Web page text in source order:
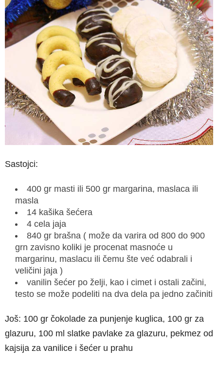
Sastojci:
400 gr masti ili 500 gr margarina, maslaca ili
masla
14 kašika šećera
4 cela jaja
840 gr brašna ( može da varira od 800 do 900
grn zavisno koliki je procenat masnoće u
margarinu, maslacu ili čemu šte već odabrali i
veličini jaja )
vanilin šećer po želji, kao i cimet i ostali začini,
testo se može podeliti na dva dela pa jedno začiniti
Još: 100 gr čokolade za punjenje kuglica, 100 gr za
glazuru, 100 ml slatke pavlake za glazuru, pekmez od
kajsija za vanilice i šećer u prahu